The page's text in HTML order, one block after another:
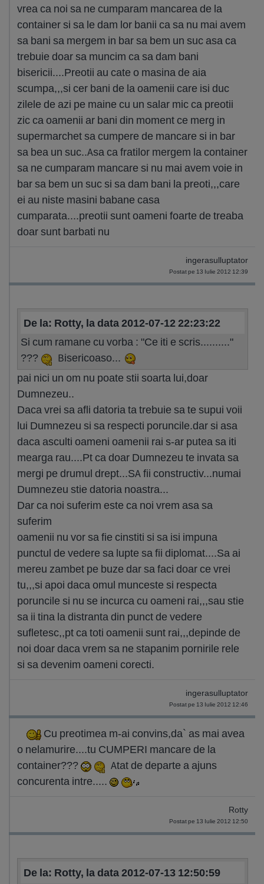
vrea ca noi sa ne cumparam mancarea de la
container si sa le dam lor banii ca sa nu mai avem
sa bani sa mergem in bar sa bem un suc asa ca
trebuie doar sa muncim ca sa dam bani
bisericii....Preotii au cate o masina de aia
scumpa,,,si cer bani de la oamenii care isi duc
zilele de azi pe maine cu un salar mic ca preotii
zic ca oamenii ar bani din moment ce merg in
supermarchet sa cumpere de mancare si in bar
sa bea un suc..Asa ca fratilor mergem la container
sa ne cumparam mancare si nu mai avem voie in
bar sa bem un suc si sa dam bani la preoti,,,care
ei au niste masini babane casa
cumparata....preotii sunt oameni foarte de treaba
doar sunt barbati nu
ingerasulluptator
Postat pe 13 Iulie 2012 12:39
De la: Rotty, la data 2012-07-12 22:23:22
Si cum ramane cu vorba : "Ce iti e scris.........."
???
Bisericoaso...
pai nici un om nu poate stii soarta lui,doar
Dumnezeu..
Daca vrei sa afli datoria ta trebuie sa te supui voii
lui Dumnezeu si sa respecti poruncile.dar si asa
daca asculti oameni oamenii rai s-ar putea sa iti
mearga rau....Pt ca doar Dumnezeu te invata sa
mergi pe drumul drept...SA fii constructiv...numai
Dumnezeu stie datoria noastra...
Dar ca noi suferim este ca noi vrem asa sa
suferim
oamenii nu vor sa fie cinstiti si sa isi impuna
punctul de vedere sa lupte sa fii diplomat....Sa ai
mereu zambet pe buze dar sa faci doar ce vrei
tu,,,si apoi daca omul munceste si respecta
poruncile si nu se incurca cu oameni rai,,,sau stie
sa ii tina la distranta din punct de vedere
sufletesc,,pt ca toti oamenii sunt rai,,,depinde de
noi doar daca vrem sa ne stapanim pornirile rele
si sa devenim oameni corecti.
ingerasulluptator
Postat pe 13 Iulie 2012 12:46
Cu preotimea m-ai convins,da` as mai avea
o nelamurire....tu CUMPERI mancare de la
container???
Atat de departe a ajuns
concurenta intre.....
Rotty
Postat pe 13 Iulie 2012 12:50
De la: Rotty, la data 2012-07-13 12:50:59